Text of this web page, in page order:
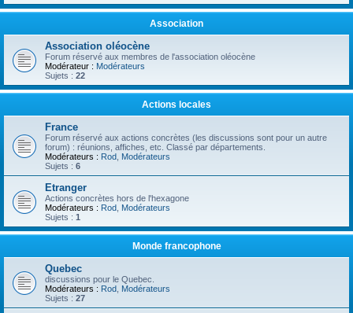
Association
Association oléocène
Forum réservé aux membres de l'association oléocène
Modérateur : Modérateurs
Sujets : 22
Actions locales
France
Forum réservé aux actions concrètes (les discussions sont pour un autre
forum) : réunions, affiches, etc. Classé par départements.
Modérateurs : Rod Modérateurs
Sujets : 6
Etranger
Actions concrètes hors de l'hexagone
Modérateurs : Rod Modérateurs
Sujets : 1
Monde francophone
Quebec
discussions pour le Quebec.
Modérateurs : Rod Modérateurs
Sujets : 27